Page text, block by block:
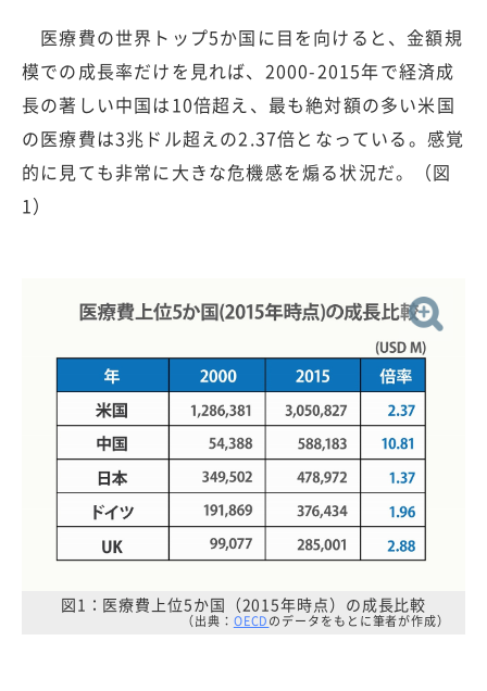
医療費の世界トップ5か国に目を向けると、金額規
模での成長率だけを見れば、2000-2015年で経済成
長の著しい中国は10倍超え、最も絶対額の多い米国
の医療費は3兆ドル超えの2.37倍となっている。感覚
的に見ても非常に大きな危機感を煽る状況だ。（図
1）
図1：医療費上位5か国（2015年時点）の成長比較
（出典： OECDのデータをもとに筆者が作成）